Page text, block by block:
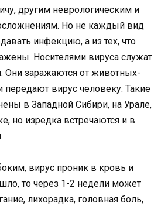
другим неврологическим и
Но не каждый вид
инфекцию, а из тех, что
Носителями вируса служат
Они заражаются от животных-
передают вирус человеку. Такие
в Западной Сибири, на Урале,
но изредка встречаются и в
вирус проник в кровь и
то через 1-2 недели может
лихорадка, головная боль,